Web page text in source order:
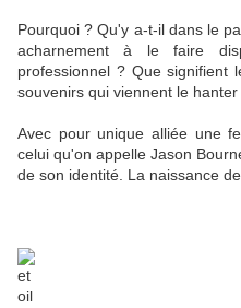
Pourquoi ? Qu'y a-t-il dans le
acharnement à le faire
professionnel ? Que signifient
souvenirs qui viennent le hanter
Avec pour unique alliée une
celui qu'on appelle Jason
de son identité. La naissance